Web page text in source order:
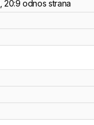
, 20:9 odnos strana